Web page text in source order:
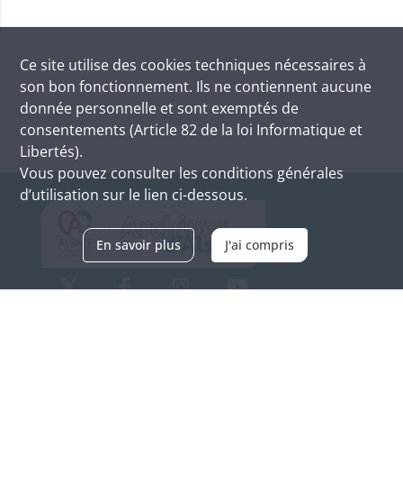
Ce site utilise des cookies techniques nécessaires à
son bon fonctionnement. Ils ne contiennent aucune
donnée personnelle et sont exemptés de
consentements (Article 82 de la loi Informatique et
Libertés).
Vous pouvez consulter les conditions générales
d’utilisation sur le lien ci-dessous.
En savoir plus J'ai compris